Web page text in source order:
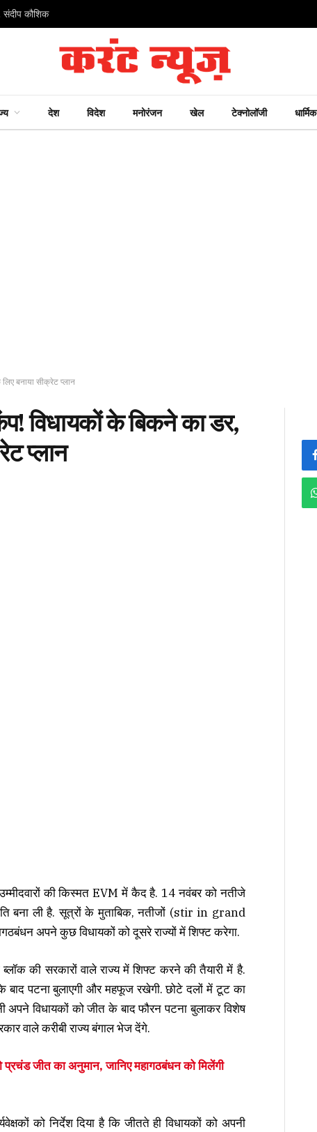
संदीप कौशिक
देश विदेश मनोरंजन खेल टेक्नोलॉजी धार्मिक
बनाया सीक्रेट प्लान
विधायकों के बिकने का डर,
प्लान
की किस्मतEVM में कैद है. 14 नवंबर को नतीजे
बना ली है. सूत्रों के मुताबिक, नतीजों (stir in grand
अपने कुछ विधायकों को दूसरे राज्यों में शिफ्ट करेगा.
की सरकारों वाले राज्य में शिफ्ट करने की तैयारी में है.
बाद पटना बुलाएगी और महफूज रखेगी. छोटे दलों में टूट का
अपने विधायकों को जीत के बाद फौरन पटना बुलाकर विशेष
वाले करीबी राज्य बंगाल भेज देंगे.
जीत का अनुमान, जानिए महागठबंधन को मिलेंगी
को निर्देश दिया है कि जीतते ही विधायकों को अपनी